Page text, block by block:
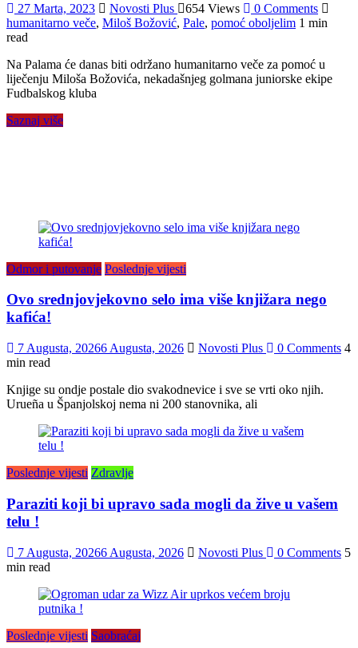
27 Marta, 2023 Novosti Plus 654 Views
0 Comments
humanitarno veče, Miloš Božović, Pale, pomoć oboljelim 1 min
read
Na Palama će danas biti održano humanitarno veče za pomoć u
liječenju Miloša Božovića, nekadašnjeg golmana juniorske ekipe
Fudbalskog kluba
Saznaj više
Odmor i putovanje Poslednje vijesti
Ovo srednjovjekovno selo ima više knjižara nego
kafića!
7 Augusta, 20266 Augusta, 2026 Novosti Plus 0 Comments 4
min read
Knjige su ondje postale dio svakodnevice i sve se vrti oko njih.
Urueña u Španjolskoj nema ni 200 stanovnika, ali
Poslednje vijesti Zdravlje
Paraziti koji bi upravo sada mogli da žive u vašem
telu !
7 Augusta, 20266 Augusta, 2026 Novosti Plus 0 Comments 5
min read
Poslednje vijesti Saobraćaj